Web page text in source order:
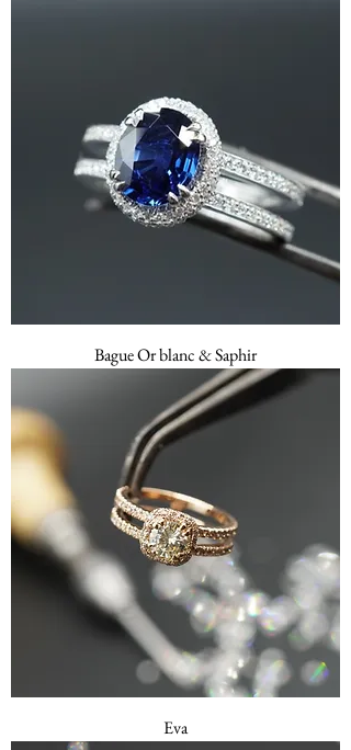
Bague Or blanc & Saphir
Eva